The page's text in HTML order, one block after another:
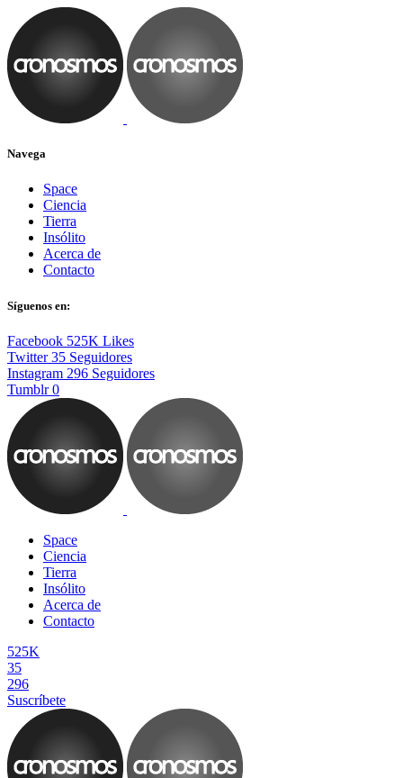
Navega
Space
Ciencia
Tierra
Insólito
Acerca de
Contacto
Síguenos en:
Facebook 525K Likes
Twitter 35 Seguidores
Instagram 296 Seguidores
Tumblr 0
Space
Ciencia
Tierra
Insólito
Acerca de
Contacto
525K
35
296
Suscríbete